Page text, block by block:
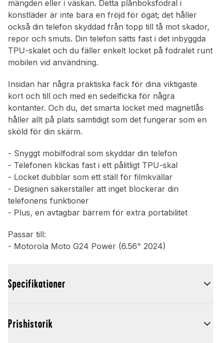
mängden eller i väskan. Detta plånboksfodral i
konstläder är inte bara en fröjd för ögat; det håller
också din telefon skyddad från topp till tå mot skador,
repor och smuts. Din telefon sätts fast i det inbyggda
TPU-skalet och du fäller enkelt locket på fodralet runt
mobilen vid användning.
Insidan har några praktiska fack för dina viktigaste
kort och till och med en sedelficka för några
kontanter. Och du, det smarta locket med magnetlås
håller allt på plats samtidigt som det fungerar som en
sköld för din skärm.
- Snyggt mobilfodral som skyddar din telefon
- Telefonen klickas fast i ett pålitligt TPU-skal
- Locket dubblar som ett ställ för filmkvällar
- Designen säkerställer att inget blockerar din
telefonens funktioner
- Plus, en avtagbar bärrem för extra portabilitet
Passar till:
- Motorola Moto G24 Power (6.56" 2024)
Specifikationer
Prishistorik